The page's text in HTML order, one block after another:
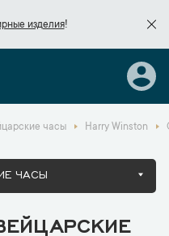
изделия!
часы Harry Winston
ЧАСЫ